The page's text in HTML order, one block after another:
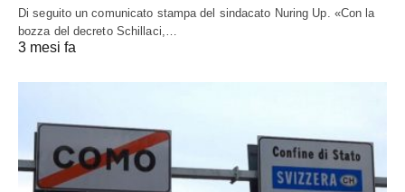
Di seguito un comunicato stampa del sindacato Nuring Up. «Con la
bozza del decreto Schillaci,…
3 mesi fa